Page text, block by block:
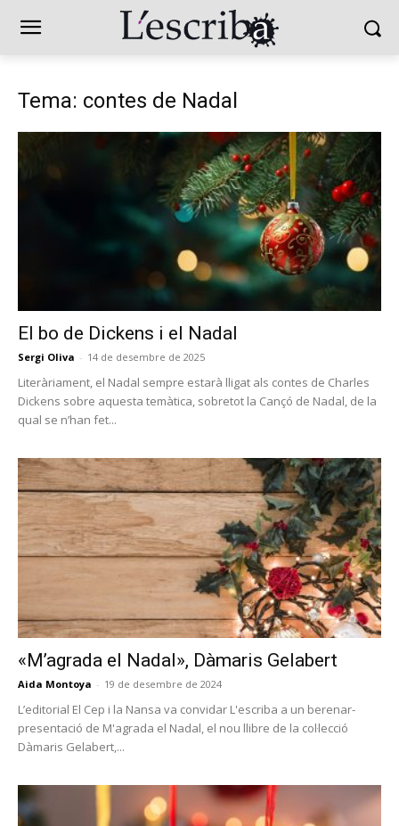
Tema: contes de Nadal
El bo de Dickens i el Nadal
Sergi Oliva - 14 de desembre de 2025
Literàriament, el Nadal sempre estarà lligat als contes de Charles
Dickens sobre aquesta temàtica, sobretot la Cançó de Nadal, de la
qual se n’han fet...
«M’agrada el Nadal», Dàmaris Gelabert
Aida Montoya - 19 de desembre de 2024
L’editorial El Cep i la Nansa va convidar L'escriba a un berenar-
presentació de M'agrada el Nadal, el nou llibre de la col·lecció
Dàmaris Gelabert,...